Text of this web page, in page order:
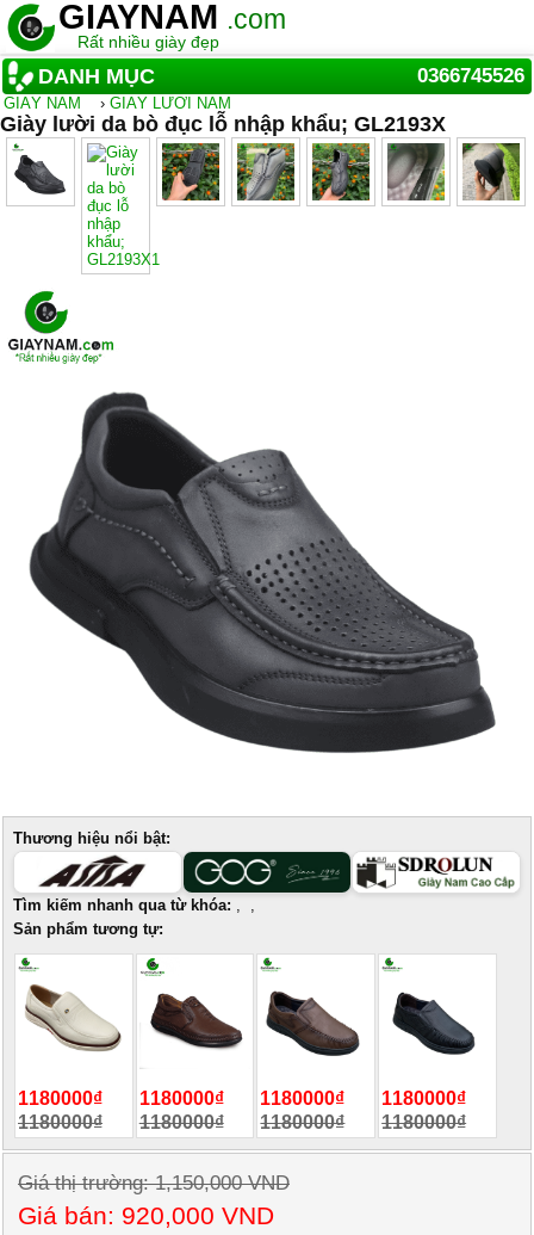
GIAYNAM .com
Rất nhiều giày đẹp
DANH MỤC 0366745526
GIẦY NAM › GIÀY LƯỜI NAM
Giày lười da bò đục lỗ nhập khẩu; GL2193X
Thương hiệu nổi bật:
Tìm kiếm nhanh qua từ khóa: , ,
Sản phẩm tương tự:
1180000₫
1180000₫
1180000₫
1180000₫
1180000₫
1180000₫
1180000₫
1180000₫
Giá thị trường: 1,150,000 VND
Giá bán: 920,000 VND